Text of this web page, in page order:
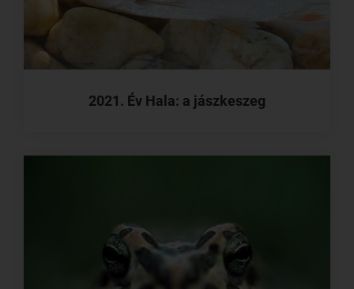
2021. Év Hala: a jászkeszeg